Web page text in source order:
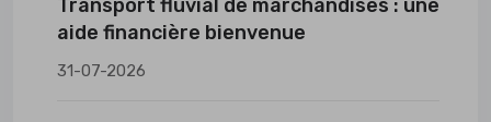
Transport fluvial de marchandises : une
aide financière bienvenue
31-07-2026